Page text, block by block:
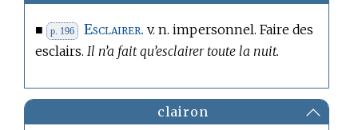
■ p. 196 Esclairer. v. n. impersonnel. Faire des
esclairs. Il n’a fait qu’esclairer toute la nuit.
clairon